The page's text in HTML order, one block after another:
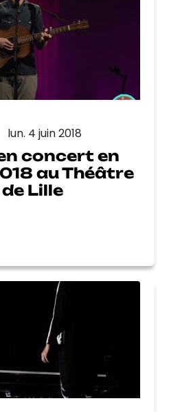
lun. 4 juin 2018
concert en
au Théâtre
Lille